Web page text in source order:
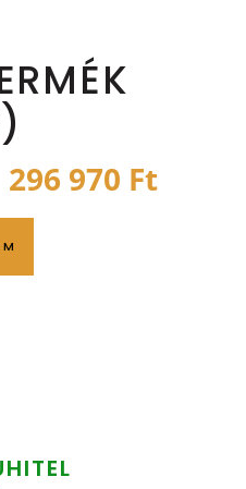
Original
price
was:
690
296 970 Ft